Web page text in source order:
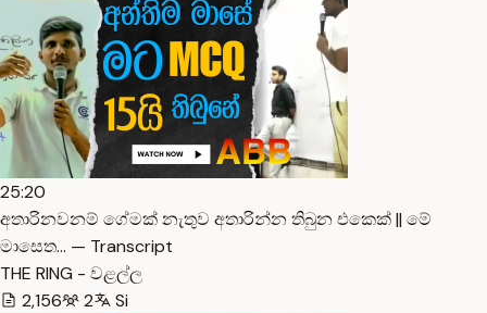
25:20
අතාරිනවනම් ගේමක් නැතුව අතාරින්න තිබුන එකෙක් || මේ
මාසෙත… — Transcript
THE RING - වළල්ල
2,156
2 Si